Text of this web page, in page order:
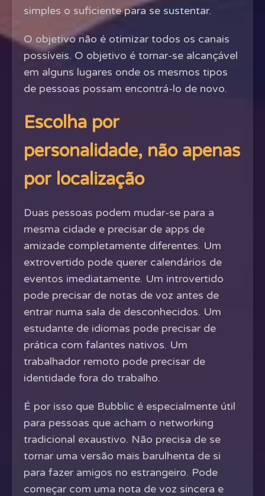
simples o suficiente para se sustentar.
O objetivo não é otimizar todos os canais
possíveis. O objetivo é tornar-se alcançável
em alguns lugares onde os mesmos tipos
de pessoas possam encontrá-lo de novo.
Escolha por
personalidade, não apenas
por localização
Duas pessoas podem mudar-se para a
mesma cidade e precisar de apps de
amizade completamente diferentes. Um
extrovertido pode querer calendários de
eventos imediatamente. Um introvertido
pode precisar de notas de voz antes de
entrar numa sala de desconhecidos. Um
estudante de idiomas pode precisar de
prática com falantes nativos. Um
trabalhador remoto pode precisar de
identidade fora do trabalho.
É por isso que Bubblic é especialmente útil
para pessoas que acham o networking
tradicional exaustivo. Não precisa de se
tornar uma versão mais barulhenta de si
para fazer amigos no estrangeiro. Pode
começar com uma nota de voz sincera e